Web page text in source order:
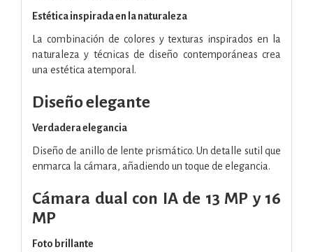
Estética inspirada en la naturaleza
La combinación de colores y texturas inspirados en la
naturaleza y técnicas de diseño contemporáneas crea
una estética atemporal.
Diseño elegante
Verdadera elegancia
Diseño de anillo de lente prismático. Un detalle sutil que
enmarca la cámara, añadiendo un toque de elegancia.
Cámara dual con IA de 13 MP y 16
MP
Foto brillante